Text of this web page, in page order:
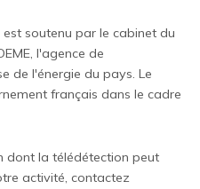
est soutenu par le cabinet du
l'agence de
de l'énergie du pays. Le
français dans le cadre
dont la télédétection peut
activité, contactez